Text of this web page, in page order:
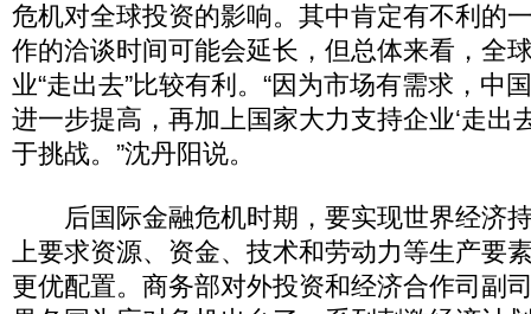
危机对全球投资的影响。其中肯定有不利的
作的洽谈时间可能会延长，但总体来看，全
业“走出去”比较有利。“因为市场有需求，中
进一步提高，再加上国家大力支持企业‘走出
于挑战。”沈丹阳说。
后国际金融危机时期，要实现世界经济
上要求资源、资金、技术和劳动力等生产要
更优配置。商务部对外投资和经济合作司副